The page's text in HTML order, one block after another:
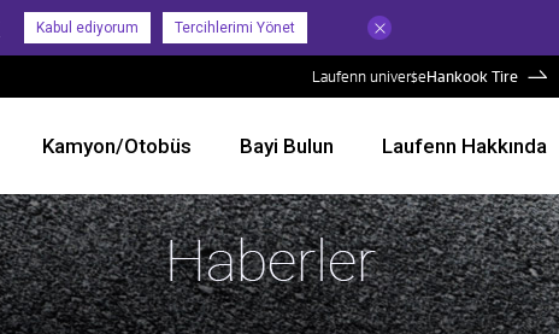
Kabul ediyorum Tercihlerimi Yönet
Laufenn universeHankook Tire
Kamyon/Otobüs Bayi Bulun Laufenn Hakkında